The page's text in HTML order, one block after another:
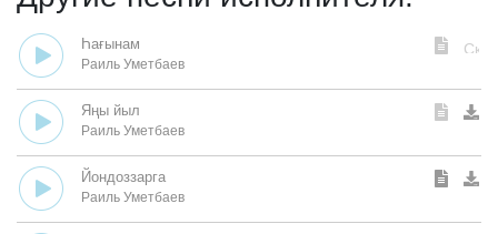
Һағынам
Раиль Уметбаев
Яңы йыл
Раиль Уметбаев
Йондоззарга
Раиль Уметбаев